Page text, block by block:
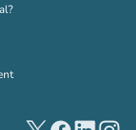
(new tab)
(new tab)(new tab)(new tab)